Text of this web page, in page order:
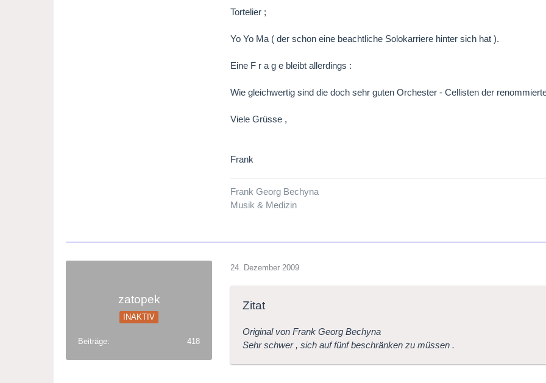
Tortelier ;
Yo Yo Ma ( der schon eine beachtliche Solokarriere hinter sich hat ).
Eine F r a g e bleibt allerdings :
Wie gleichwertig sind die doch sehr guten Orchester - Cellisten der
Viele Grüsse ,
Frank
Frank Georg Bechyna
Musik & Medizin
zatopek
INAKTIV
Beiträge 418
24. Dezember 2009
Zitat
Original von Frank Georg Bechyna
Sehr schwer , sich auf fünf beschränken zu müssen .